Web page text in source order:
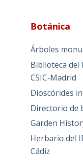
Botánica
Árboles
Biblioteca del
CSIC-Madrid
Dioscórides
Directorio de
Garden
Herbario del
Cádiz